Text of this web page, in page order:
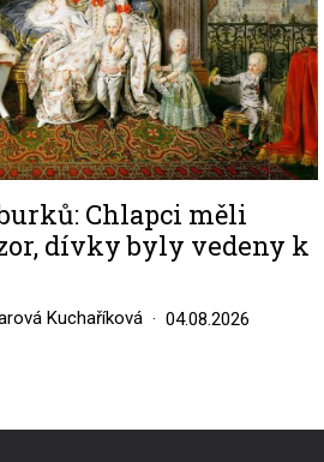
Chlapci měli
dívky byly vedeny k
Kuchaříková 04.08.2026